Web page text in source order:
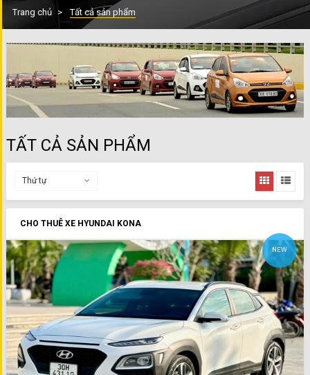
Trang chủ Tất cả sản phẩm
TẤT CẢ SẢN PHẨM
Thứ tự
CHO THUÊ XE HYUNDAI KONA
NEW